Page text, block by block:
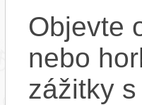
Objevte
nebo
zážitky